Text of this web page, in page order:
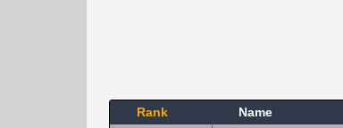
Rank Name